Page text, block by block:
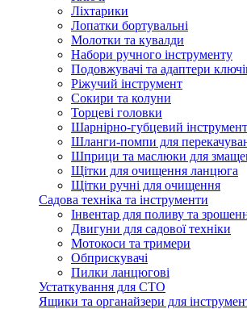
Ліхтарики
Лопатки бортувальні
Молотки та кувалди
Набори ручного інструменту
Подовжувачі та адаптери
Ріжучий інструмент
Сокири та колуни
Торцеві головки
Шарнірно-губцевий інструмент
Шланги-помпи для
Шприци та маслюки для
Щітки для очищення ланцюга
Щітки ручні для очищення
Садова техніка та інструменти
Інвентар для поливу та
Двигуни для садової техніки
Мотокоси та тримери
Обприскувачі
Пилки ланцюгові
Устаткування для СТО
Ящики та органайзери для